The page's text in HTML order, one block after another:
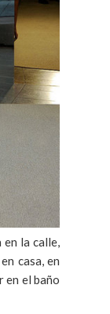
la calle,
casa, en
en el baño